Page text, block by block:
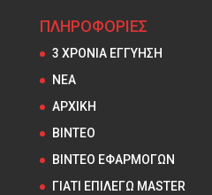
ΠΛΗΡΟΦΟΡΙΕΣ
3 ΧΡΟΝΙΑ ΕΓΓΥΗΣΗ
NEA
ΑΡΧΙΚΗ
ΒΙΝΤΕΟ
ΒΙΝΤΕΟ ΕΦΑΡΜΟΓΩΝ
ΓΙΑΤΙ ΕΠΙΛΕΓΩ MASTER